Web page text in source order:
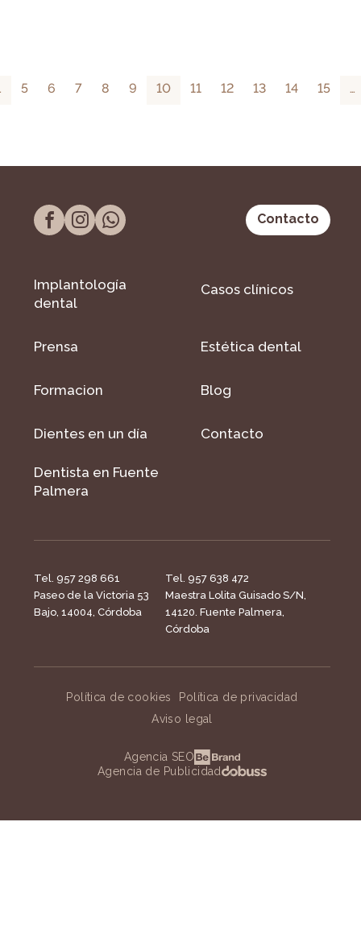
5 6 7 8 9 10 11 12 13 14 15 …
Contacto
Implantología
dental
Casos clínicos
Prensa Estética dental
Formacion Blog
Dientes en un día Contacto
Dentista en Fuente
Palmera
Tel. 957 298 661
Paseo de la Victoria 53
Bajo, 14004, Córdoba
Tel. 957 638 472
Maestra Lolita Guisado S/N,
14120. Fuente Palmera,
Córdoba
Política de cookies
Política de privacidad
Aviso legal
Agencia SEO
Agencia de Publicidad